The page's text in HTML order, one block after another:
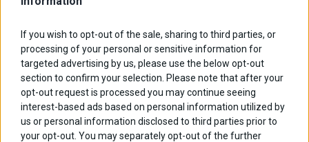
If you wish to opt-out of the sale, sharing to third parties, or
processing of your personal or sensitive information for
targeted advertising by us, please use the below opt-out
section to confirm your selection. Please note that after your
opt-out request is processed you may continue seeing
interest-based ads based on personal information utilized by
us or personal information disclosed to third parties prior to
your opt-out. You may separately opt-out of the further